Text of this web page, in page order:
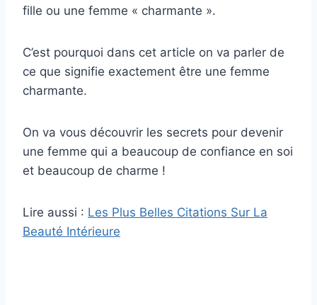
fille ou une femme « charmante ».
C’est pourquoi dans cet article on va parler de
ce que signifie exactement être une femme
charmante.
On va vous découvrir les secrets pour devenir
une femme qui a beaucoup de confiance en soi
et beaucoup de charme !
Lire aussi : Les Plus Belles Citations Sur La
Beauté Intérieure